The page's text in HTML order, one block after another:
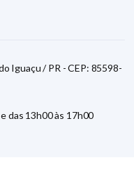
Iguaçu / PR - CEP: 85598-
das 13h00 às 17h00